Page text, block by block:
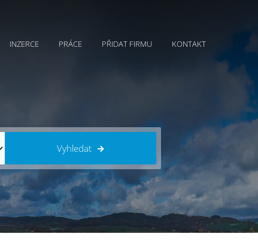
INZERCE PRÁCE PŘIDAT FIRMU KONTAKT
Vyhledat